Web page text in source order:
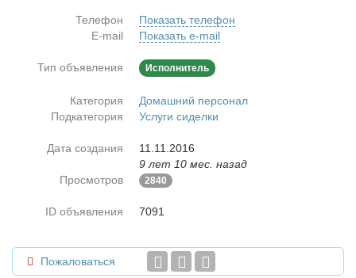
Телефон
Показать телефон
E-mail
Показать e-mail
Тип объявления Исполнитель
Категория
Домашний персонал
Подкатегория
Услуги сиделки
Дата создания
11.11.2016
9 лет 10 мес. назад
Просмотров
2840
ID объявления 7091
Пожаловаться